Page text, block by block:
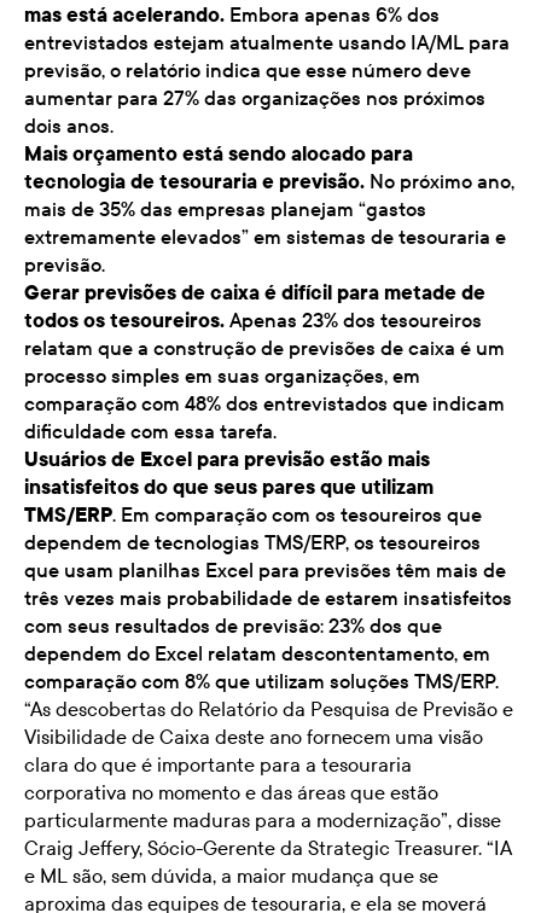
mas está acelerando. Embora apenas 6% dos
entrevistados estejam atualmente usando IA/ML para
previsão, o relatório indica que esse número deve
aumentar para 27% das organizações nos próximos
dois anos.
Mais orçamento está sendo alocado para
tecnologia de tesouraria e previsão. No próximo ano,
mais de 35% das empresas planejam “gastos
extremamente elevados” em sistemas de tesouraria e
previsão.
Gerar previsões de caixa é difícil para metade de
todos os tesoureiros. Apenas 23% dos tesoureiros
relatam que a construção de previsões de caixa é um
processo simples em suas organizações, em
comparação com 48% dos entrevistados que indicam
dificuldade com essa tarefa.
Usuários de Excel para previsão estão mais
insatisfeitos do que seus pares que utilizam
TMS/ERP. Em comparação com os tesoureiros que
dependem de tecnologias TMS/ERP, os tesoureiros
que usam planilhas Excel para previsões têm mais de
três vezes mais probabilidade de estarem insatisfeitos
com seus resultados de previsão: 23% dos que
dependem do Excel relatam descontentamento, em
comparação com 8% que utilizam soluções TMS/ERP.
“As descobertas do Relatório da Pesquisa de Previsão e
Visibilidade de Caixa deste ano fornecem uma visão
clara do que é importante para a tesouraria
corporativa no momento e das áreas que estão
particularmente maduras para a modernização”, disse
Craig Jeffery, Sócio-Gerente da Strategic Treasurer. “IA
e ML são, sem dúvida, a maior mudança que se
aproxima das equipes de tesouraria, e ela se moverá